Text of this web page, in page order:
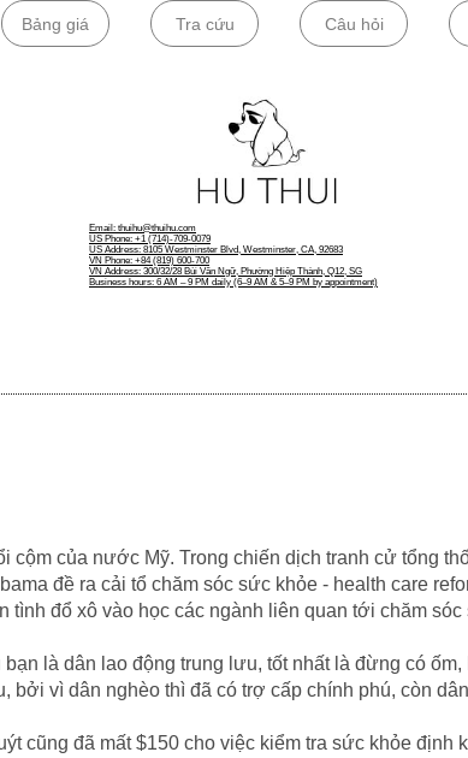
Bảng giá Tra cứu Câu hỏi
​Email: thuihu@thuihu.com​
US Phone: +1 (714)-709-0079
US Address: 8105 Westminster Blvd, Westminster, CA, 92683
VN Phone: +84 (819) 600-700
VN Address: 300/32/28 Bùi Văn Ngữ, Phường Hiệp Thành, Q12, SG
Business hours: 6 AM – 9 PM daily (6–9 AM & 5–9 PM by appointment)
cộm của nước Mỹ. Trong chiến dịch tranh cử tổng
đề ra cải tổ chăm sóc sức khỏe - health care
tình đổ xô vào học các ngành liên quan tới chăm
là dân lao động trung lưu, tốt nhất là đừng có
bởi vì dân nghèo thì đã có trợ cấp chính phú, còn
cũng đã mất $150 cho việc kiểm tra sức khỏe